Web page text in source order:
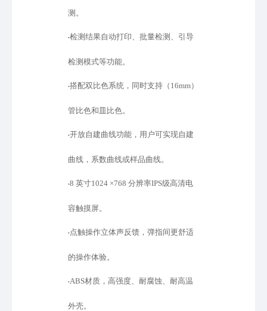
测。
•检测结果自动打印、批量检测、引导
检测模式等功能。
•搭配双比色系统，同时支持（ 16mm）
管比色和皿比色。
•开放自建曲线功能，用户可实现自建
曲线，系数曲线或样品曲线。
•8 英寸1024 ×768 分辨率IPS级高清电
容触摸屏。
•点触操作立体声反馈，弹指间更舒适
的操作体验。
•ABS材质，高强度、耐腐蚀、耐高温
外壳。